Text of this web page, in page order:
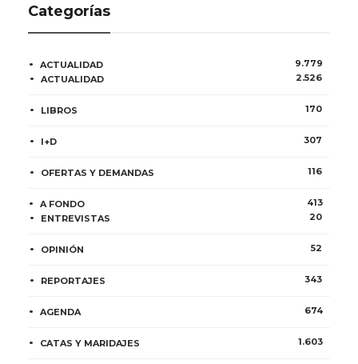
Categorías
ACTUALIDAD
9.779
ACTUALIDAD
2.526
LIBROS 170
I+D 307
OFERTAS Y DEMANDAS 116
A FONDO
413
ENTREVISTAS
20
OPINIÓN 52
REPORTAJES 343
AGENDA 674
CATAS Y MARIDAJES 1.603